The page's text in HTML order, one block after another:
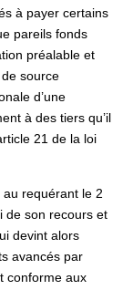
à payer certains
pareils fonds
préalable et
source
d’une
à des tiers qu’il
21 de la loi
requérant le 2
de son recours et
devint alors
avancés par
conforme aux